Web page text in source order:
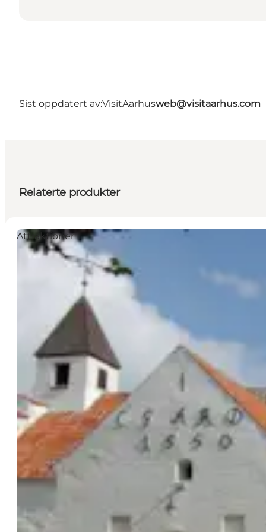
Sist oppdatert av:VisitAarhusweb@visitaarhus.com
Relaterte produkter
Attraktioner